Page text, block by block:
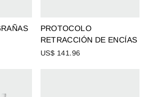
PROTOCOLO
RETRACCIÓN DE ENCÍAS
US$ 141.96